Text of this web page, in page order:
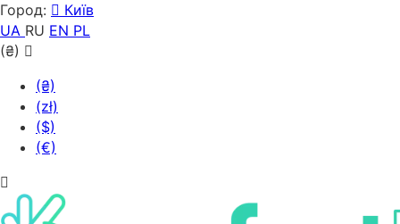
Город:
Київ
UA RU EN PL
(₴)
(₴)
(zł)
($)
(€)